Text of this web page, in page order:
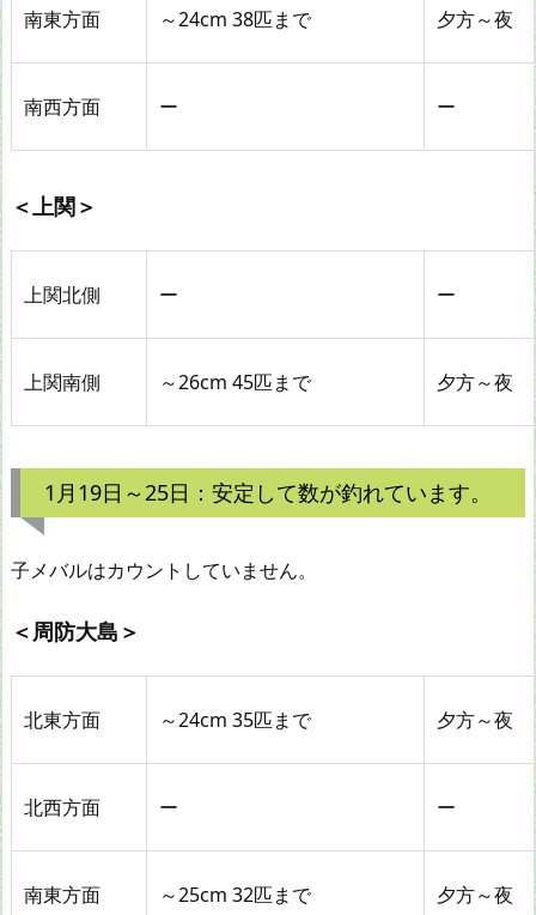
南東方面 ～24cm 38匹まで 夕方～夜
南西方面 ー ー
＜上関＞
上関北側 ー ー
上関南側 ～26cm 45匹まで 夕方～夜
1月19日～25日：安定して数が釣れています。
子メバルはカウントしていません。
＜周防大島＞
北東方面 ～24cm 35匹まで 夕方～夜
北西方面 ー ー
南東方面 ～25cm 32匹まで 夕方～夜